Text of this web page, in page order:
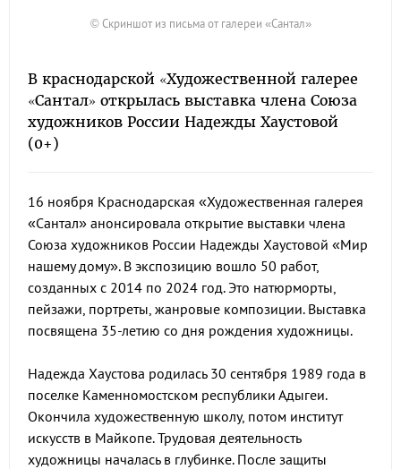
© Скриншот из письма от галереи «Сантал»
В краснодарской «Художественной галерее
«Сантал» открылась выставка члена Союза
художников России Надежды Хаустовой
(0+)
16 ноября Краснодарская «Художественная галерея
«Сантал» анонсировала открытие выставки члена
Союза художников России Надежды Хаустовой «Мир
нашему дому». В экспозицию вошло 50 работ,
созданных с 2014 по 2024 год. Это натюрморты,
пейзажи, портреты, жанровые композиции. Выставка
посвящена 35-летию со дня рождения художницы.
Надежда Хаустова родилась 30 сентября 1989 года в
поселке Каменномостском республики Адыгеи.
Окончила художественную школу, потом институт
искусств в Майкопе. Трудовая деятельность
художницы началась в глубинке. После защиты